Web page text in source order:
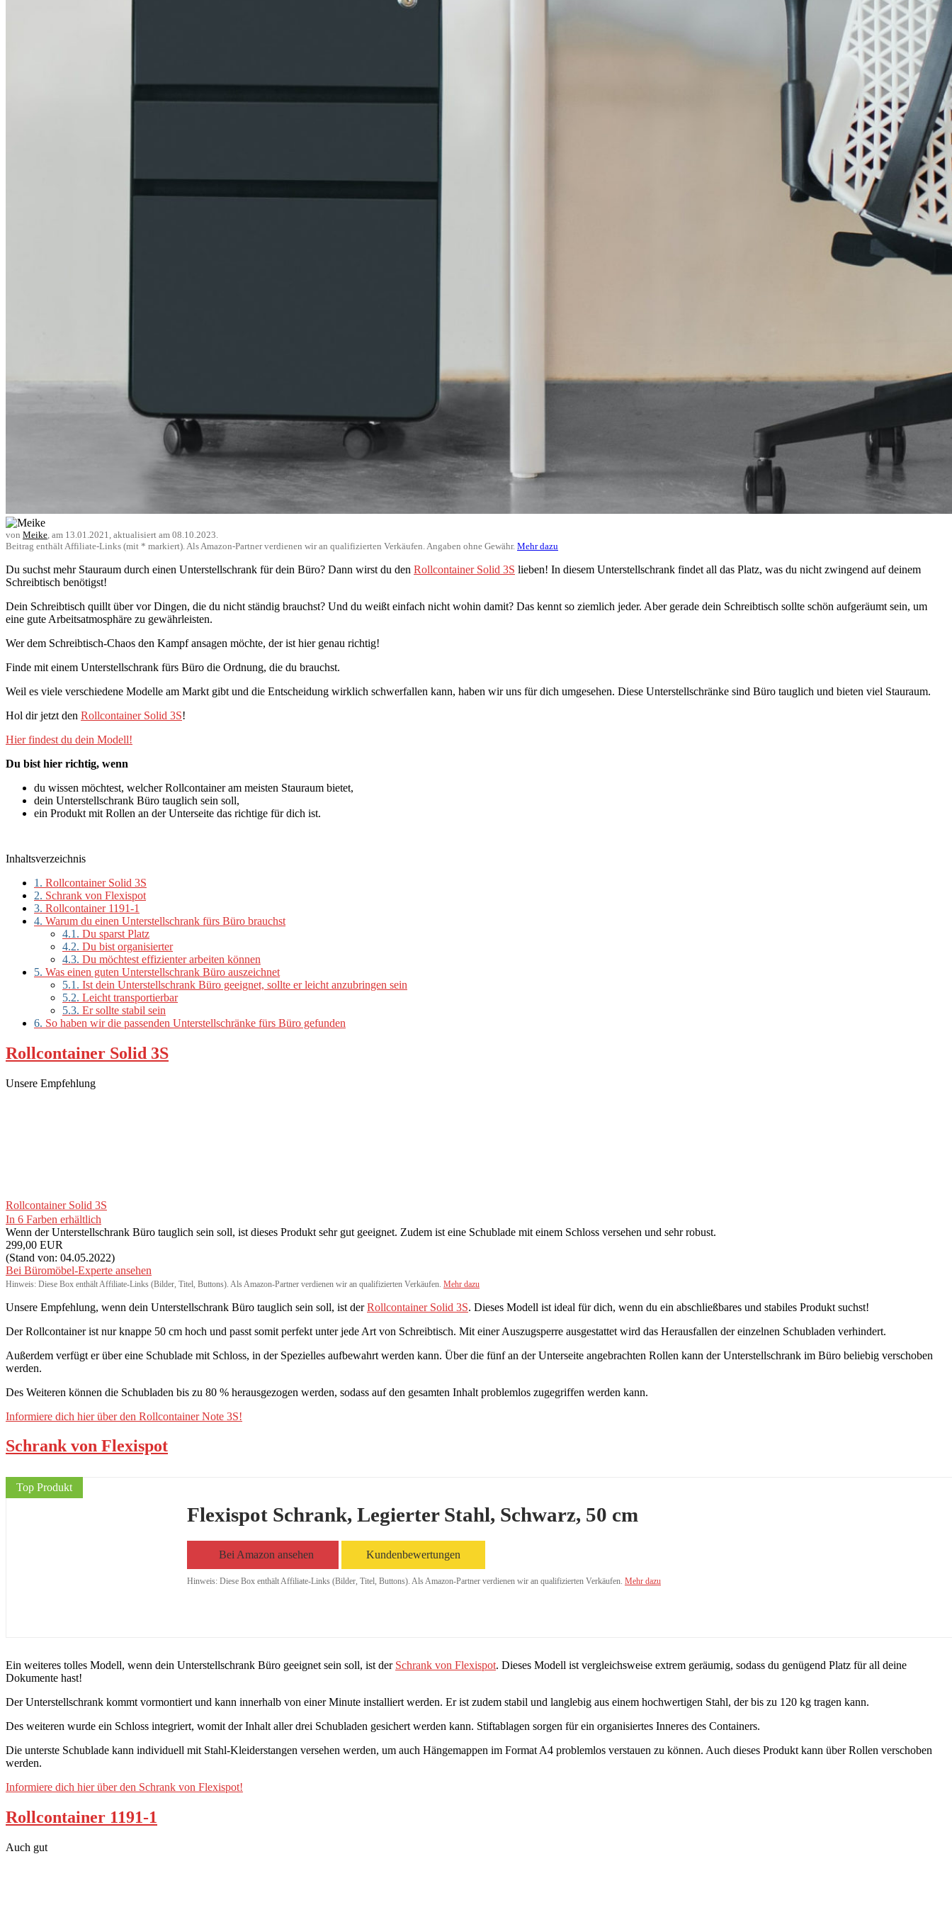
von Meike, am 13.01.2021, aktualisiert am 08.10.2023.
Beitrag enthält Affiliate-Links (mit * markiert). Als Amazon-Partner verdienen wir an qualifizierten Verkäufen. Angaben ohne Gewähr. Mehr dazu
Du suchst mehr Stauraum durch einen Unterstellschrank für dein Büro? Dann wirst du den Rollcontainer Solid 3S lieben! In diesem Unterstellschrank findet all das Platz, was du nicht zwingend auf deinem
Schreibtisch benötigst!
Dein Schreibtisch quillt über vor Dingen, die du nicht ständig brauchst? Und du weißt einfach nicht wohin damit? Das kennt so ziemlich jeder. Aber gerade dein Schreibtisch sollte schön aufgeräumt sein, um
eine gute Arbeitsatmosphäre zu gewährleisten.
Wer dem Schreibtisch-Chaos den Kampf ansagen möchte, der ist hier genau richtig!
Finde mit einem Unterstellschrank fürs Büro die Ordnung, die du brauchst.
Weil es viele verschiedene Modelle am Markt gibt und die Entscheidung wirklich schwerfallen kann, haben wir uns für dich umgesehen. Diese Unterstellschränke sind Büro tauglich und bieten viel Stauraum.
Hol dir jetzt den Rollcontainer Solid 3S!
Hier findest du dein Modell!
Du bist hier richtig, wenn
du wissen möchtest, welcher Rollcontainer am meisten Stauraum bietet,
dein Unterstellschrank Büro tauglich sein soll,
ein Produkt mit Rollen an der Unterseite das richtige für dich ist.
Inhaltsverzeichnis
1. Rollcontainer Solid 3S
2. Schrank von Flexispot
3. Rollcontainer 1191-1
4. Warum du einen Unterstellschrank fürs Büro brauchst
4.1. Du sparst Platz
4.2. Du bist organisierter
4.3. Du möchtest effizienter arbeiten können
5. Was einen guten Unterstellschrank Büro auszeichnet
5.1. Ist dein Unterstellschrank Büro geeignet, sollte er leicht anzubringen sein
5.2. Leicht transportierbar
5.3. Er sollte stabil sein
6. So haben wir die passenden Unterstellschränke fürs Büro gefunden
Rollcontainer Solid 3S
Unsere Empfehlung
Rollcontainer Solid 3S
In 6 Farben erhältlich
Wenn der Unterstellschrank Büro tauglich sein soll, ist dieses Produkt sehr gut geeignet. Zudem ist eine Schublade mit einem Schloss versehen und sehr robust.
299,00 EUR
(Stand von: 04.05.2022)
Bei Büromöbel-Experte ansehen
Hinweis: Diese Box enthält Affiliate-Links (Bilder, Titel, Buttons). Als Amazon-Partner verdienen wir an qualifizierten Verkäufen. Mehr dazu
Unsere Empfehlung, wenn dein Unterstellschrank Büro tauglich sein soll, ist derRollcontainer Solid 3S. Dieses Modell ist ideal für dich, wenn du ein abschließbares und stabiles Produkt suchst!
Der Rollcontainer ist nur knappe 50 cm hoch und passt somit perfekt unter jede Art von Schreibtisch. Mit einer Auszugsperre ausgestattet wird das Herausfallen der einzelnen Schubladen verhindert.
Außerdem verfügt er über eine Schublade mit Schloss, in der Spezielles aufbewahrt werden kann. Über die fünf an der Unterseite angebrachten Rollen kann der Unterstellschrank im Büro beliebig verschoben
werden.
Des Weiteren können die Schubladen bis zu 80 % herausgezogen werden, sodass auf den gesamten Inhalt problemlos zugegriffen werden kann.
Informiere dich hier über den Rollcontainer Note 3S!
Schrank von Flexispot
Top Produkt
Flexispot Schrank, Legierter Stahl, Schwarz, 50 cm
Bei Amazon ansehen Kundenbewertungen
Hinweis: Diese Box enthält Affiliate-Links (Bilder, Titel, Buttons). Als Amazon-Partner verdienen wir an qualifizierten Verkäufen. Mehr dazu
Ein weiteres tolles Modell, wenn dein Unterstellschrank Büro geeignet sein soll, ist der Schrank von Flexispot. Dieses Modell ist vergleichsweise extrem geräumig, sodass du genügend Platz für all deine
Dokumente hast!
Der Unterstellschrank kommt vormontiert und kann innerhalb von einer Minute installiert werden. Er ist zudem stabil und langlebig aus einem hochwertigen Stahl, der bis zu 120 kg tragen kann.
Des weiteren wurde ein Schloss integriert, womit der Inhalt aller drei Schubladen gesichert werden kann. Stiftablagen sorgen für ein organisiertes Inneres des Containers.
Die unterste Schublade kann individuell mit Stahl-Kleiderstangen versehen werden, um auch Hängemappen im Format A4 problemlos verstauen zu können. Auch dieses Produkt kann über Rollen verschoben
werden.
Informiere dich hier über den Schrank von Flexispot!
Rollcontainer 1191-1
Auch gut